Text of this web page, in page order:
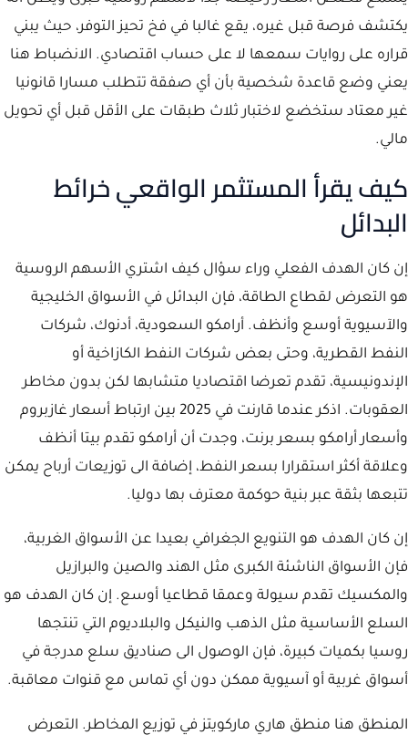
يكتشف فرصة قبل غيره، يقع غالبا في فخ تحيز التوفر، حيث يبني
قراره على روايات سمعها لا على حساب اقتصادي. الانضباط هنا
يعني وضع قاعدة شخصية بأن أي صفقة تتطلب مسارا قانونيا
غير معتاد ستخضع لاختبار ثلاث طبقات على الأقل قبل أي تحويل
مالي.
كيف يقرأ المستثمر الواقعي خرائط
البدائل
إن كان الهدف الفعلي وراء سؤال كيف اشتري الأسهم الروسية
هو التعرض لقطاع الطاقة، فإن البدائل في الأسواق الخليجية
والآسيوية أوسع وأنظف. أرامكو السعودية، أدنوك، شركات
النفط القطرية، وحتى بعض شركات النفط الكازاخية أو
الإندونيسية، تقدم تعرضا اقتصاديا متشابها لكن بدون مخاطر
العقوبات. اذكر عندما قارنت في 2025 بين ارتباط أسعار غازبروم
وأسعار أرامكو بسعر برنت، وجدت أن أرامكو تقدم بيتا أنظف
وعلاقة أكثر استقرارا بسعر النفط، إضافة الى توزيعات أرباح يمكن
تتبعها بثقة عبر بنية حوكمة معترف بها دوليا.
إن كان الهدف هو التنويع الجغرافي بعيدا عن الأسواق الغربية،
فإن الأسواق الناشئة الكبرى مثل الهند والصين والبرازيل
والمكسيك تقدم سيولة وعمقا قطاعيا أوسع. إن كان الهدف هو
السلع الأساسية مثل الذهب والنيكل والبلاديوم التي تنتجها
روسيا بكميات كبيرة، فإن الوصول الى صناديق سلع مدرجة في
أسواق غربية أو آسيوية ممكن دون أي تماس مع قنوات معاقبة.
المنطق هنا منطق هاري ماركويتز في توزيع المخاطر. التعرض